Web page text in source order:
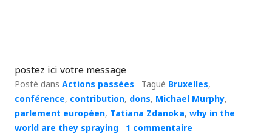
postez ici votre message
Posté dans Actions passées Tagué Bruxelles,
conférence, contribution, dons, Michael Murphy,
parlement européen, Tatiana Zdanoka, why in the
world are they spraying
1 commentaire